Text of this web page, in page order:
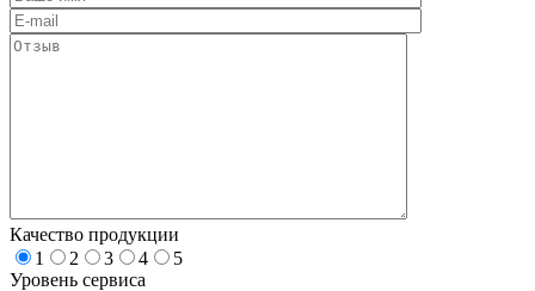
Качество продукции
1
2 3 4
5
Уровень сервиса